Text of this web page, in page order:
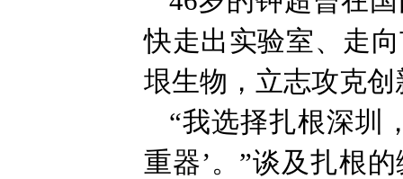
快走出实验室、走
垠生物，立志攻克
“我选择扎根深圳
重器’。”谈及扎根